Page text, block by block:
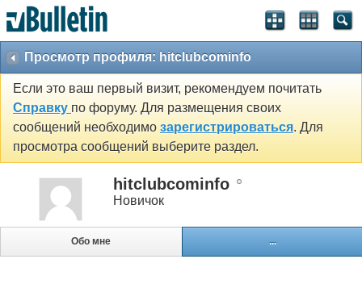
Просмотр профиля: hitclubcominfo
Если это ваш первый визит, рекомендуем почитать
Справку по форуму. Для размещения своих
сообщений необходимо зарегистрироваться. Для
просмотра сообщений выберите раздел.
hitclubcominfo
Новичок
Обо мне ...